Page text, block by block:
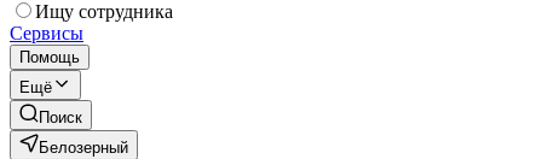
Ищу сотрудника
Сервисы
Помощь
Ещё
Поиск
Белозерный